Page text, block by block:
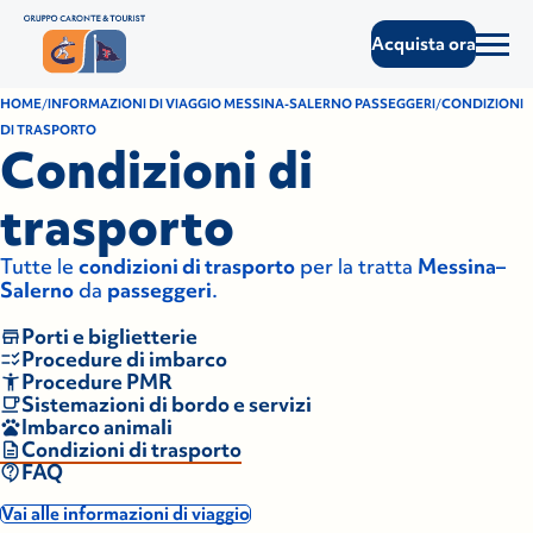
Acquista ora
HOME INFORMAZIONI DI VIAGGIO MESSINA-SALERNO PASSEGGERI CONDIZIONI
DI TRASPORTO
Condizioni di
trasporto
Tutte le condizioni di trasporto per la tratta Messina–
Salernoda passeggeri.
Porti e biglietterie
Procedure di imbarco
Procedure PMR
Sistemazioni di bordo e servizi
Imbarco animali
Condizioni di trasporto
FAQ
Vai alle informazioni di viaggio